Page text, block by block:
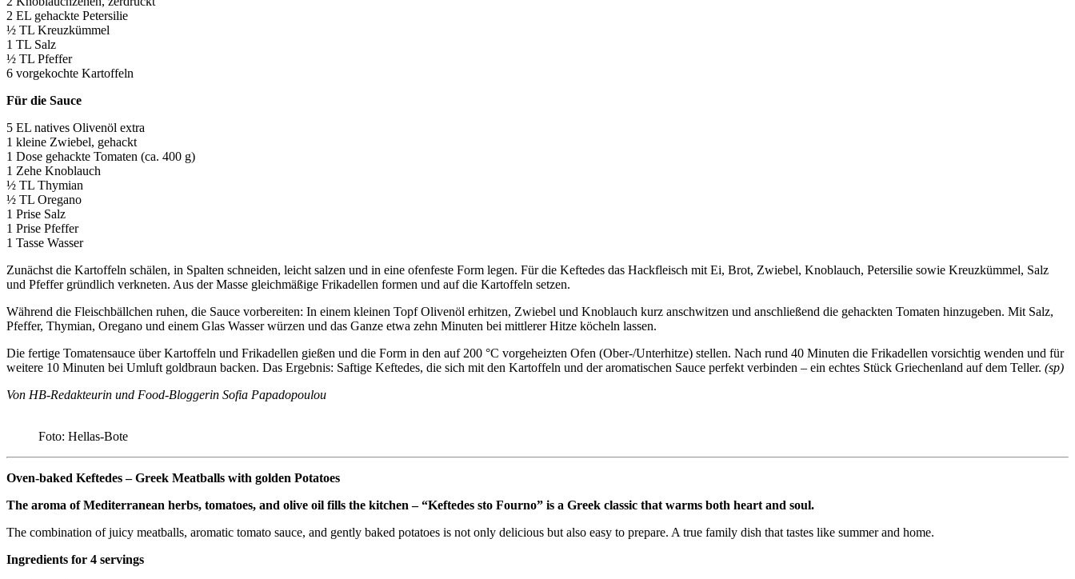
2 EL gehackte Petersilie
½ TL Kreuzkümmel
1 TL Salz
½ TL Pfeffer
6 vorgekochte Kartoffeln
Für die Sauce
5 EL natives Olivenöl extra
1 kleine Zwiebel, gehackt
1 Dose gehackte Tomaten (ca. 400 g)
1 Zehe Knoblauch
½ TL Thymian
½ TL Oregano
1 Prise Salz
1 Prise Pfeffer
1 Tasse Wasser
Zunächst die Kartoffeln schälen, in Spalten schneiden, leicht salzen und in eine ofenfeste Form legen. Für die Keftedes das Hackfleisch mit Ei, Brot, Zwiebel, Knoblauch, Petersilie sowie Kreuzkümmel, Salz
und Pfeffer gründlich verkneten. Aus der Masse gleichmäßige Frikadellen formen und auf die Kartoffeln setzen.
Während die Fleischbällchen ruhen, die Sauce vorbereiten: In einem kleinen Topf Olivenöl erhitzen, Zwiebel und Knoblauch kurz anschwitzen und anschließend die gehackten Tomaten hinzugeben. Mit Salz,
Pfeffer, Thymian, Oregano und einem Glas Wasser würzen und das Ganze etwa zehn Minuten bei mittlerer Hitze köcheln lassen.
Die fertige Tomatensauce über Kartoffeln und Frikadellen gießen und die Form in den auf 200 °C vorgeheizten Ofen (Ober-/Unterhitze) stellen. Nach rund 40 Minuten die Frikadellen vorsichtig wenden und für
weitere 10 Minuten bei Umluft goldbraun backen. Das Ergebnis: Saftige Keftedes, die sich mit den Kartoffeln und der aromatischen Sauce perfekt verbinden – ein echtes Stück Griechenland auf dem Teller. (sp)
Von HB-Redakteurin und Food-Bloggerin Sofia Papadopoulou
Foto: Hellas-Bote
Oven-baked Keftedes – Greek Meatballs with golden Potatoes
The aroma of Mediterranean herbs, tomatoes, and olive oil fills the kitchen – “Keftedes sto Fourno” is a Greek classic that warms both heart and soul.
The combination of juicy meatballs, aromatic tomato sauce, and gently baked potatoes is not only delicious but also easy to prepare. A true family dish that tastes like summer and home.
Ingredients for 4 servings